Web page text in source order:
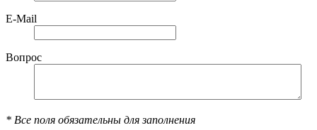
E-Mail
Вопрос
* Все поля обязательны для заполнения